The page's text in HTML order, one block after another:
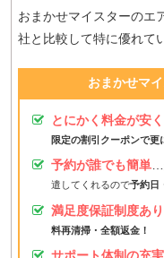
おまかせマイスターのエ
社と比較して特に優れて
おまかせマ
とにかく料金が安
限定の割引クーポンで更
予約が誰でも簡単…
遣してくれるので予約日
満足度保証制度あり
料再清掃・全額返金！